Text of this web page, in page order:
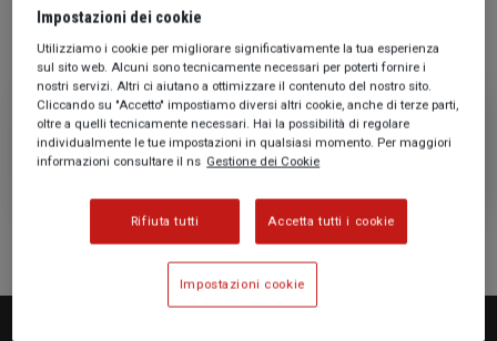
Non ci sono posizioni aperte al
momento.
Impostazioni dei cookie
Utilizziamo i cookie per migliorare significativamente la tua esperienza
sul sito web. Alcuni sono tecnicamente necessari per poterti fornire i
nostri servizi. Altri ci aiutano a ottimizzare il contenuto del nostro sito.
Cliccando su "Accetto" impostiamo diversi altri cookie, anche di terze parti,
oltre a quelli tecnicamente necessari. Hai la possibilità di regolare
individualmente le tue impostazioni in qualsiasi momento. Per maggiori
informazioni consultare il ns Gestione dei Cookie
Rifiuta tutti Accetta tutti i cookie
Impostazioni cookie